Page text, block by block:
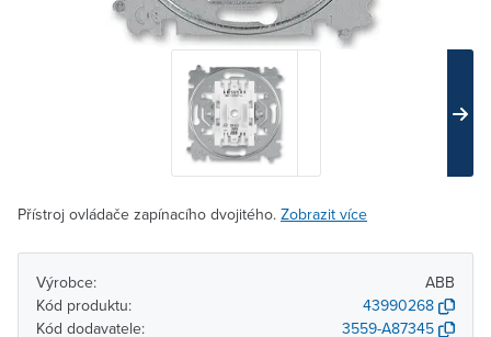
Přístroj ovládače zapínacího dvojitého. Zobrazit více
Výrobce:
ABB
Kód produktu:
43990268
Kód dodavatele:
3559-A87345